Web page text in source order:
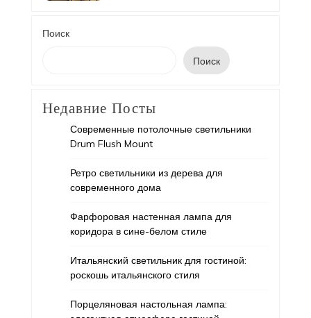
Поиск
Поиск
Недавние Посты
Современные потолочные светильники
Drum Flush Mount
Ретро светильники из дерева для
современного дома
Фарфоровая настенная лампа для
коридора в сине-белом стиле
Итальянский светильник для гостиной:
роскошь итальянского стиля
Порцеляновая настольная лампа: